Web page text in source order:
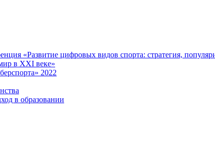
«Развитие цифровых видов спорта: стратегия,
в XXI веке»
2022
в образовании